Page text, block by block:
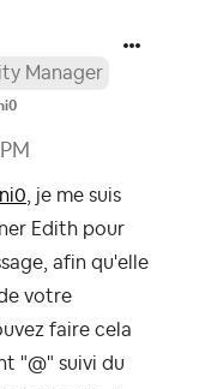
Manager
, je me suis
Edith pour
afin qu'elle
votre
faire cela
"@" suivi du